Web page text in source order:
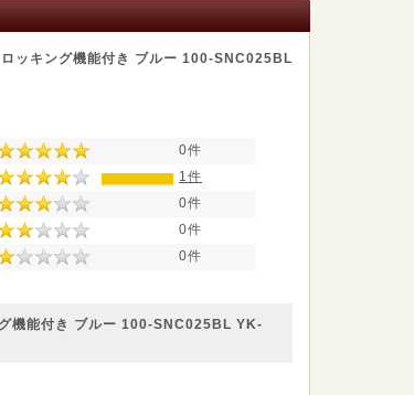
ッキング機能付き ブルー 100-SNC025BL
0件
1件
0件
0件
0件
機能付き ブルー 100-SNC025BL YK-